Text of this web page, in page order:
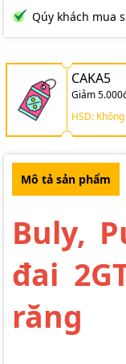
Qúy khách mua
CAKA5
Giảm
HSD:
Mô tả sản phẩm
Buly,
đai
răng